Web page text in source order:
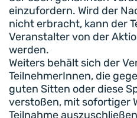
einzufordern. Wird der
nicht erbracht, kann der
Veranstalter von der
werden.
Weiters behält sich der
TeilnehmerInnen, die
guten Sitten oder diese
verstoßen, mit sofortiger
Teilnahme